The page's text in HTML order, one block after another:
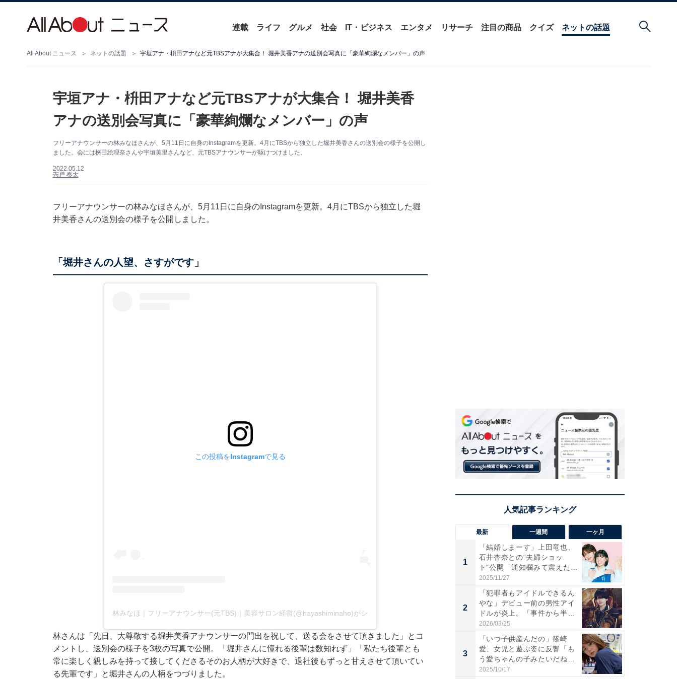
連載 ライフ グルメ 社会 IT・ビジネス エンタメ リサーチ 注目の商品 クイズ ネットの話題
All About ニュース ネットの話題 宇垣アナ・枡田アナなど元TBSアナが大集合！ 堀井美香アナの送別会写真に「豪華絢爛なメンバー」の声
宇垣アナ・枡田アナなど元TBSアナが大集合！ 堀井美香
アナの送別会写真に「豪華絢爛なメンバー」の声
フリーアナウンサーの林みなほさんが、5月11日に自身のInstagramを更新。4月にTBSから独立した堀井美香さんの送別会の様子を公開し
ました。会には桝田絵理奈さんや宇垣美里さんなど、元TBSアナウンサーが駆けつけました。
2022.05.12
宍戸 奏太
フリーアナウンサーの林みなほさんが、5月11日に自身のInstagramを更新。4月にTBSから独立した堀
井美香さんの送別会の様子を公開しました。
「堀井さんの人望、さすがです」
この投稿をInstagramで見る
林みなほ｜フリーアナウンサー(元TBS)｜美容サロン経営(@hayashiminaho)がシェアした投稿
林さんは「先日、大尊敬する堀井美香アナウンサーの門出を祝して、送る会をさせて頂きました」とコ
メントし、送別会の様子を3枚の写真で公開。「堀井さんに憧れる後輩は数知れず」「私たち後輩とも
常に楽しく親しみを持って接してくださるそのお人柄が大好きで、退社後もずっと甘えさせて頂いてい
る先輩です」と堀井さんの人柄をつづりました。
最新 一週間 一ヶ月
1
「結婚しまーす」上田竜也、
石井杏奈との“夫婦ショッ
ト”公開「通知欄みて震えた」
「...
2025/11/27
2
「犯罪者もアイドルできるん
やな」デビュー前の男性アイ
ドルが炎上。「事件から半年
も...
2026/03/25
3
「いつ子供産んだの」篠崎
愛、女児と遊ぶ姿に反響「も
う愛ちゃんの子みたいだね」
「完...
2025/10/17